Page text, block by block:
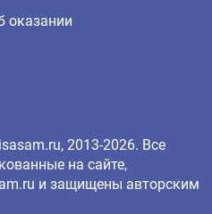
оказании
2013-2026. Все
на сайте,
и защищены авторским